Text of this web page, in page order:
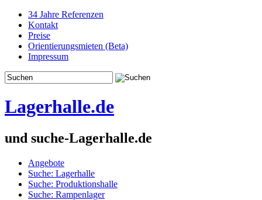
34 Jahre Referenzen
Kontakt
Preise
Orientierungsmieten (Beta)
Impressum
Lagerhalle.de
und suche-Lagerhalle.de
Angebote
Suche: Lagerhalle
Suche: Produktionshalle
Suche: Rampenlager